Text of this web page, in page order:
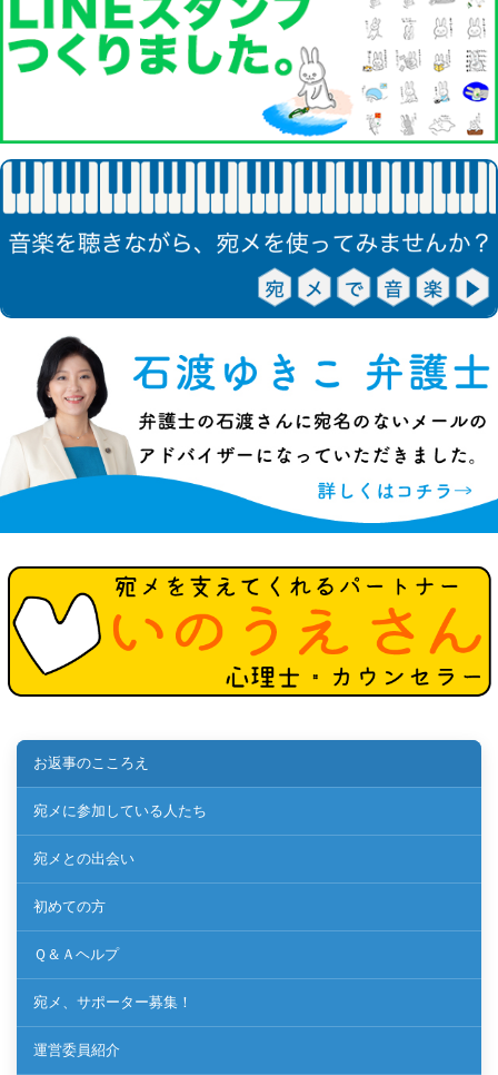
お返事のこころえ
宛メに参加している人たち
宛メとの出会い
初めての方
Ｑ＆Ａヘルプ
宛メ、サポーター募集！
運営委員紹介